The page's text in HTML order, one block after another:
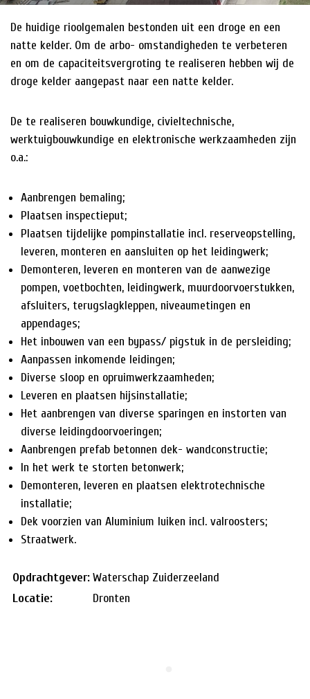
HISTORIE
NIEUWS
De huidige rioolgemalen bestonden uit een droge en een
natte kelder. Om de arbo- omstandigheden te verbeteren
en om de capaciteitsvergroting te realiseren hebben wij de
droge kelder aangepast naar een natte kelder.
De te realiseren bouwkundige, civieltechnische,
werktuigbouwkundige en elektronische werkzaamheden zijn
o.a.:
Aanbrengen bemaling;
Plaatsen inspectieput;
Plaatsen tijdelijke pompinstallatie incl. reserveopstelling,
leveren, monteren en aansluiten op het leidingwerk;
Demonteren, leveren en monteren van de aanwezige
pompen, voetbochten, leidingwerk, muurdoorvoerstukken,
afsluiters, terugslagkleppen, niveaumetingen en
appendages;
Het inbouwen van een bypass/ pigstuk in de persleiding;
Aanpassen inkomende leidingen;
Diverse sloop en opruimwerkzaamheden;
Leveren en plaatsen hijsinstallatie;
Het aanbrengen van diverse sparingen en instorten van
diverse leidingdoorvoeringen;
Aanbrengen prefab betonnen dek- wandconstructie;
In het werk te storten betonwerk;
Demonteren, leveren en plaatsen elektrotechnische
installatie;
Dek voorzien van Aluminium luiken incl. valroosters;
Straatwerk.
Opdrachtgever:Waterschap Zuiderzeeland
Locatie:
Dronten